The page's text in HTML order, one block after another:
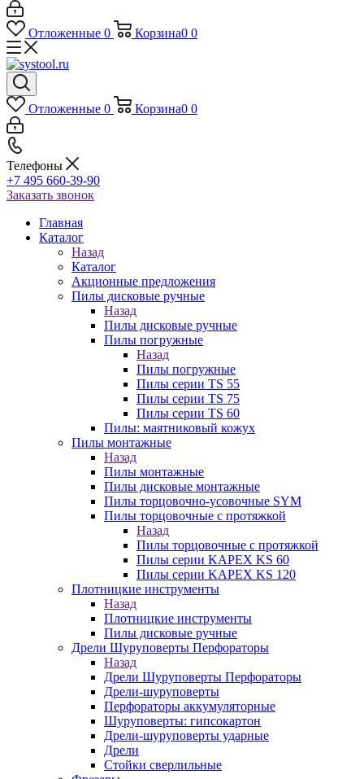
Отложенные 0 Корзина0 0
Отложенные 0 Корзина0 0
Телефоны
+7 495 660-39-90
Заказать звонок
Главная
Каталог
Назад
Каталог
Акционные предложения
Пилы дисковые ручные
Назад
Пилы дисковые ручные
Пилы погружные
Назад
Пилы погружные
Пилы серии TS 55
Пилы серии TS 75
Пилы серии TS 60
Пилы: маятниковый кожух
Пилы монтажные
Назад
Пилы монтажные
Пилы дисковые монтажные
Пилы торцовочно-усовочные SYM
Пилы торцовочные с протяжкой
Назад
Пилы торцовочные с протяжкой
Пилы серии KAPEX KS 60
Пилы серии KAPEX KS 120
Плотницкие инструменты
Назад
Плотницкие инструменты
Пилы дисковые ручные
Дрели Шуруповерты Перфораторы
Назад
Дрели Шуруповерты Перфораторы
Дрели-шуруповерты
Перфораторы аккумуляторные
Шуруповерты: гипсокартон
Дрели-шуруповерты ударные
Дрели
Стойки сверлильные